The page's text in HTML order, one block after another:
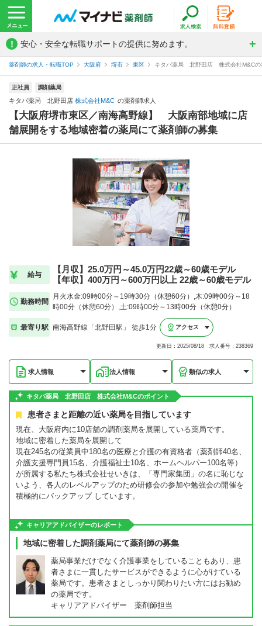
! 安心・安全な転職サポートの提供に努めます。
薬剤師の求人・転職TOP 大阪府 堺市 東区 キタバ薬局 北野田店 株式会社M&Cの
正社員 調剤薬局
キタバ薬局 北野田店 株式会社M&C の薬剤師求人
【大阪府堺市東区／南海高野線】 大阪南部地域に店
舗展開をする地域密着の薬局にて薬剤師の募集
給与
【月収】25.0万円～45.0万円22歳～60歳モデル
【年収】400万円～600万円以上 22歳～60歳モデル
勤務時間
月火水金:09時00分～19時30分（休憩60分）,木:09時00分～18
時00分（休憩60分）,土:09時00分～13時00分（休憩0分）
最寄り駅 南海高野線「北野田駅」 徒歩1分 アクセス
更新日：2025/08/18 求人番号：238369
求人情報 法人情報 類似の求人
キタバ薬局 北野田店 株式会社M&Cのポイント
患者さまと距離の近い薬局を目指しています
現在、大阪府内に10店舗の調剤薬局を展開している薬局です。
地域に密着した薬局を展開して
現在245名の従業員中180名の医療と介護の有資格者（薬剤師40名、
介護支援専門員15名、介護福祉士10名、ホームヘルパー100名等）
が所属する私たち株式会社せいきは、「専門家集団」の名に恥じな
いよう、各人のレベルアップのため研修会の参加や勉強会の開催を
積極的にバックアップ しています。
キャリアアドバイザーのレポート
地域に密着した調剤薬局にて薬剤師の募集
薬局事業だけでなく介護事業をしていることもあり、患
者さまに一貫したサービスができるように心がけている
薬局です。患者さまとしっかり関わりたい方にはお勧め
の薬局です。
キャリアアドバイザー 薬剤師担当